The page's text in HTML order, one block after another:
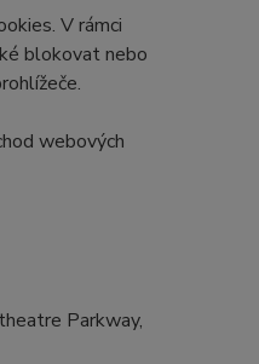
V rámci
blokovat nebo
webových
Parkway,